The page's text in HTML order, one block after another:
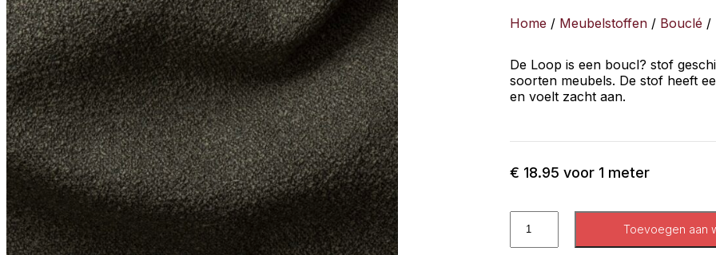
Home / Meubelstoffen / Bouclé /
De Loop is een boucl? stof
soorten meubels. De stof heeft
en voelt zacht aan.
€ 18.95 voor 1 meter
Toevoegen aan